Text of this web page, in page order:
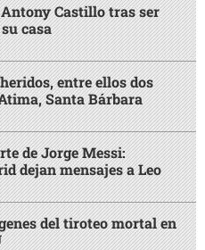
Castillo tras ser
casa
entre ellos dos
Santa Bárbara
de Jorge Messi:
dejan mensajes a Leo
del tiroteo mortal en